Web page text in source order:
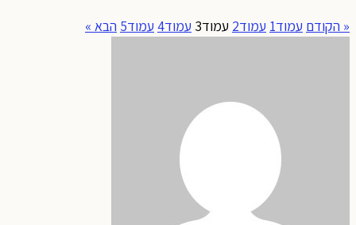
הקודם עמוד1עמוד2 עמוד3 עמוד4 עמוד5 הבא »